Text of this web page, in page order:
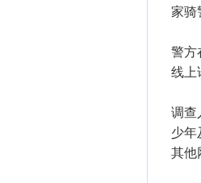
家骑
警方
线上
调查
少年
其他